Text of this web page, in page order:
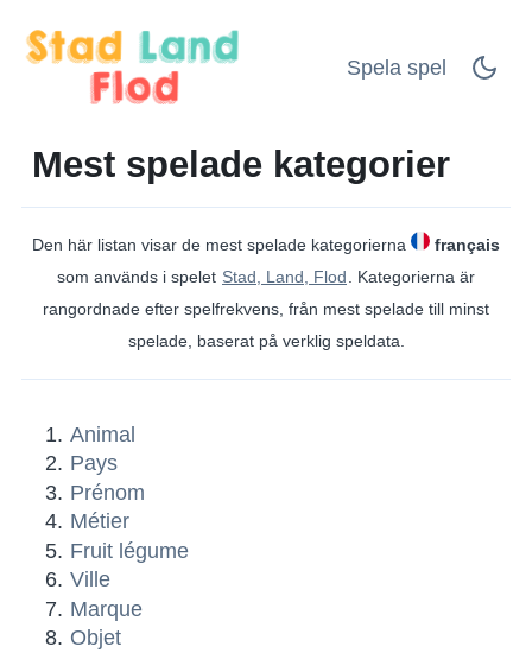
Spela spel
Mest spelade kategorier
Den här listan visar de mest spelade kategorierna
français
som används i spelet Stad, Land, Flod
. Kategorierna är
rangordnade efter spelfrekvens, från mest spelade till minst
spelade, baserat på verklig speldata.
Animal
Pays
Prénom
Métier
Fruit légume
Ville
Marque
Objet